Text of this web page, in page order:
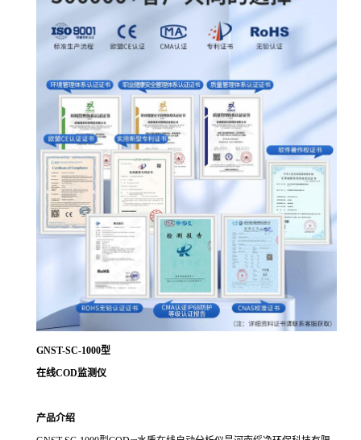
GNST-SC-1000型
在线COD监测仪
产品介绍